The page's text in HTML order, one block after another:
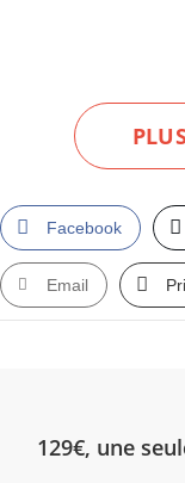
Facebook
Email
129€, une